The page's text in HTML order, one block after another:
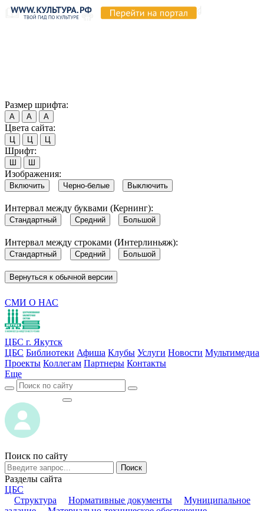
Размер шрифта:
А А А
Цвета сайта:
Ц Ц Ц
Шрифт:
Ш Ш
Изображения:
Включить Черно-белые Выключить
Интервал между буквами (Кернинг):
Стандартный Средний Большой
Интервал между строками (Интерлиньяж):
Стандартный Средний Большой
Вернуться к обычной версии
СМИ О НАС
ЦБС г. Якутск
ЦБС Библиотеки Афиша Клубы Услуги Новости Мультимедиа
Проекты Коллегам Партнеры Контакты
Еще
Поиск по сайту
Поиск
Разделы сайта
ЦБС
Структура
Нормативные документы
Муниципальное